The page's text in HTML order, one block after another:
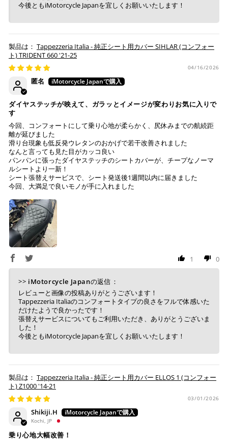
セルとなります。
※ 税込300,000円以上のお買い物の際にはご利用頂けま
せん。
※ お支払いは現金のみとなります。
銀行振込
ご注文時に情報をお知らせ致しますので、指定の口座に
お振り込みください。
入金確認が取れ次第、商品を手配させて頂きます。
※ お支払期限はご注文日より7日以内とさせて頂いてお
り、万が一過ぎてしまった場合はご注文をキャンセルさ
せて頂きます。
※ 振込手数料はご負担ください。
今後ともiMotorcycle Japanを宜しくお願いいたします！
Tappezzeria Italia - 純正シート用カバー SIHLAR (コンフォー
ト) TRIDENT 660 '21-25
04/16/2026
匿名
ダイヤステッチが映えて、ガラッとイメージが変わりお気に入りで
す
今回、コンフォートにして乗り心地が柔らかく、尻休みまでの航続距
離が延びました
滑り台現象も低反発ウレタンのおかげで若干改善されました
なんと言っても見た目がカッコ良い
パンパンに張ったダイヤステッチのシートカバーが、チープなノーマ
ルシートより一新！
シート張替えサービスで、シート発送後1週間以内に届きました
今回、大満足で良いモノが手に入れました
1 0
>> iMotorcycle Japanの返信：
レビューと画像の投稿ありがとうございます！
Tappezzeria Italiaのコンフォートタイプの良さをフルで体感いた
だけたようで良かったです！
張替えサービスについてもご利用いただき、ありがとうございま
した！
今後ともiMotorcycle Japanを宜しくお願いいたします！
Tappezzeria Italia - 純正シート用カバー ELLOS 1 (コンフォー
ト) Z1000 '14-21
03/01/2026
Shikiji.H
Kochi, JP
乗り心地大幅改善！